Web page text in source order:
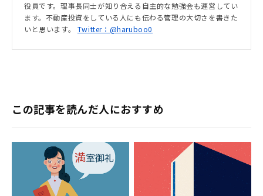
役員です。理事長同士が知り合える自主的な勉強会も運営してい
ます。不動産投資をしている人にも伝わる管理の大切さを書きた
いと思います。 Twitter：@haruboo0
この記事を読んだ人におすすめ